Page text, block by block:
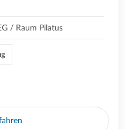
/ Raum Pilatus